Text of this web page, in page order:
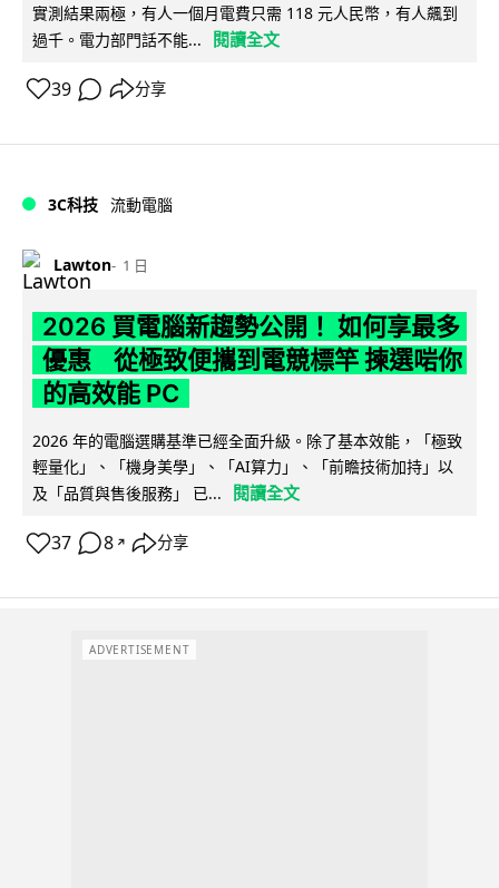
實測結果兩極，有人一個月電費只需 118 元人民幣，有人飆到
過千。電力部門話不能...
閱讀全文
39 分享
3C科技 流動電腦
Lawton 1 日
2026 買電腦新趨勢公開！ 如何享最多
優惠 從極致便攜到電競標竿 揀選啱你
的高效能 PC
2026 年的電腦選購基準已經全面升級。除了基本效能，「極致
輕量化」、「機身美學」、「AI算力」、「前瞻技術加持」以
及「品質與售後服務」 已...
閱讀全文
37 8 ↗ 分享
ADVERTISEMENT